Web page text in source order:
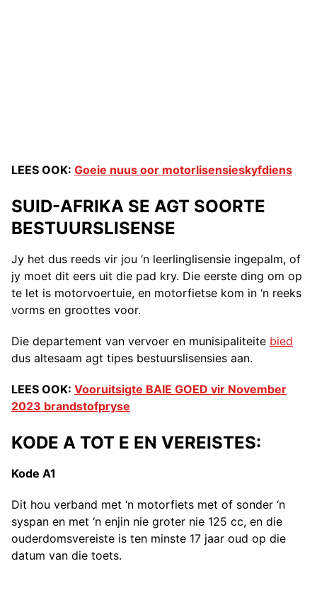
LEES OOK: Goeie nuus oor motorlisensieskyfdiens
SUID-AFRIKA SE AGT SOORTE
BESTUURSLISENSE
Jy het dus reeds vir jou ‘n leerlinglisensie ingepalm, of
jy moet dit eers uit die pad kry. Die eerste ding om op
te let is motorvoertuie, en motorfietse kom in ‘n reeks
vorms en groottes voor.
Die departement van vervoer en munisipaliteite bied
dus altesaam agt tipes bestuurslisensies aan.
LEES OOK: Vooruitsigte BAIE GOED vir November
2023 brandstofpryse
KODE A TOT E EN VEREISTES:
Kode A1
Dit hou verband met ‘n motorfiets met of sonder ‘n
syspan en met ‘n enjin nie groter nie 125 cc, en die
ouderdomsvereiste is ten minste 17 jaar oud op die
datum van die toets.